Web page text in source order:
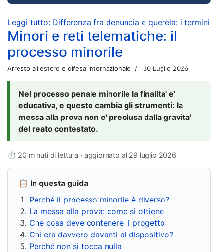
Leggi tutto: Differenza fra denuncia e querela: i termini
Minori e reti telematiche: il
processo minorile
Arresto all'estero e difesa internazionale 30 Luglio 2026
Nel processo penale minorile la finalita' e'
educativa, e questo cambia gli strumenti: la
messa alla prova non e' preclusa dalla gravita'
del reato contestato.
⏱ 20 minuti di lettura · aggiornato al 29 luglio 2026
📋 In questa guida
Perché il processo minorile è diverso?
La messa alla prova: come si ottiene
Che cosa deve contenere il progetto
Chi era davvero davanti al dispositivo?
Perché non si tocca nulla